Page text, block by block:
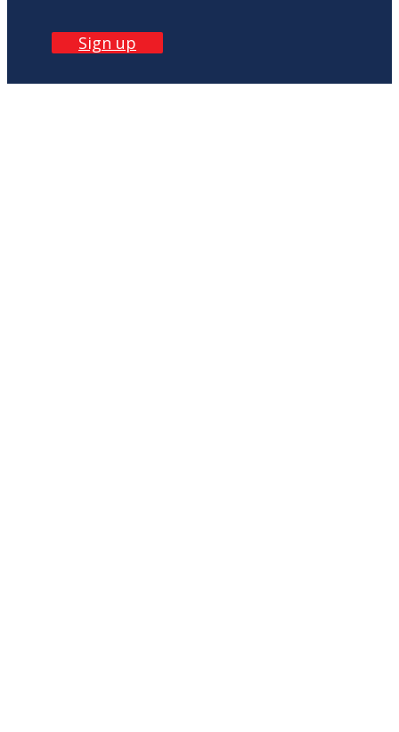
Sign up